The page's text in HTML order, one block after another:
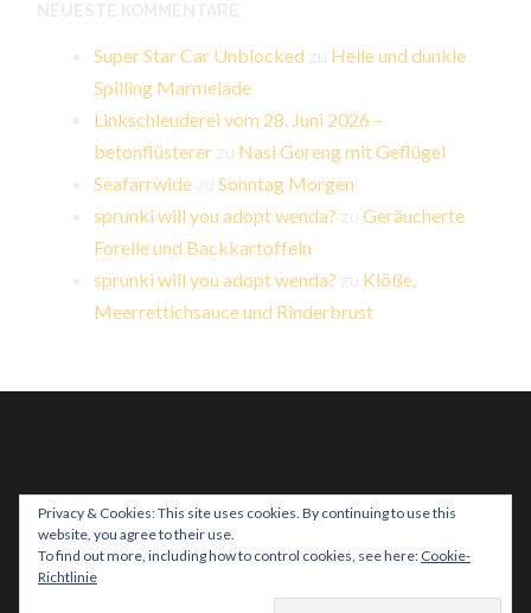
Super Star Car Unblocked
Helle und dunkle
Spilling Marmelade
Linkschleuderei vom 28. Juni 2026 –
betonflüsterer
Nasi Goreng mit Geflügel
Seafarrwide zuSonntag Morgen
sprunki will you adopt wenda? zuGeräucherte
Forelle und Backkartoffeln
sprunki will you adopt wenda?
Klöße,
Meerrettichsauce und Rinderbrust
PROUDLY POWERED BY WORDPRESS |
THEME:
HEMINGWAY REWRITTEN VON
Privacy & Cookies: This site uses cookies. By continuing to use this
website, you agree to their use.
To find out more, including how to control cookies, see here: Cookie-
Richtlinie